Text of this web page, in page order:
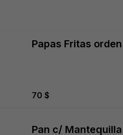
Papas Fritas orden
70 $
Pan c/ Mantequilla